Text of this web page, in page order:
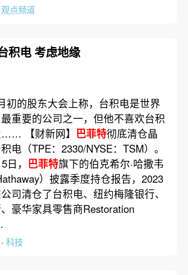
观点频道
积电 考虑地缘
初的股东大会上称，台积电是世界
最重要的公司之一，但他不喜欢台积
【财新网】 巴菲特彻底清仓晶
电（TPE：2330/NYSE：TSM）。
， 巴菲特旗下的伯克希尔·哈撒韦
）披露季度持仓报告，2023
司清仓了台积电、纽约梅隆银行、
豪华家具零售商Restoration
科技